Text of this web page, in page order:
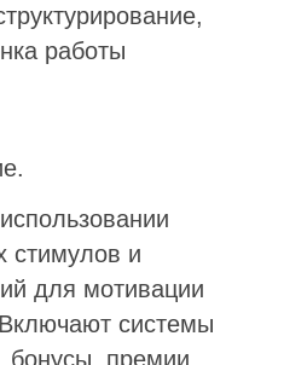
работы
стимулов и
для мотивации
системы
бонусы, премии,